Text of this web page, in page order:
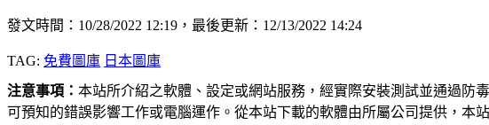
發文時間：10/28/2022 12:19，最後更新：12/13/2022 14:24
TAG: 免費圖庫 日本圖庫
注意事項： 本站所介紹之軟體、設定或網站服務，經實際安裝測試並通過防
可預知的錯誤影響工作或電腦運作。從本站下載的軟體由所屬公司提供，